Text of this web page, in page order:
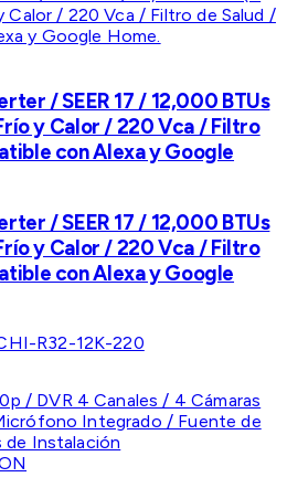
/ SEER 17 / 12,000 BTUs
y Calor / 220 Vca / Filtro
con Alexa y Google
/ SEER 17 / 12,000 BTUs
y Calor / 220 Vca / Filtro
con Alexa y Google
R32-12K-220